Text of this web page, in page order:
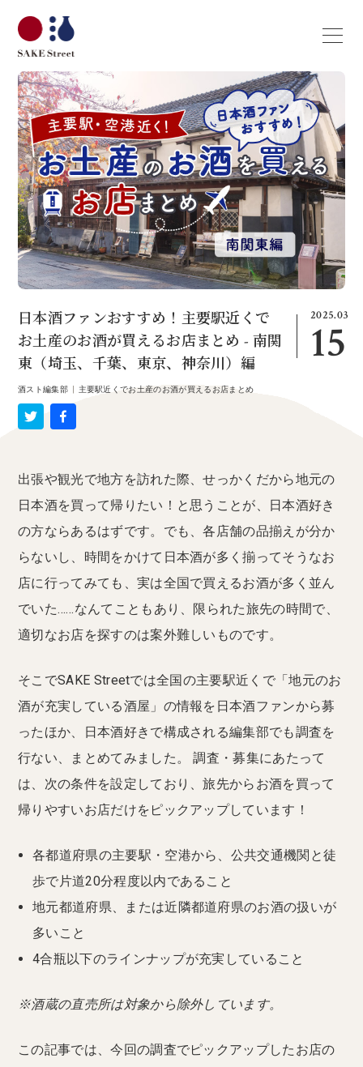
2025.03
15
日本酒ファンおすすめ！主要駅近くで
お土産のお酒が買えるお店まとめ - 南関
東（埼玉、千葉、東京、神奈川）編
酒スト編集部| 主要駅近くでお土産のお酒が買えるお店まとめ
出張や観光で地方を訪れた際、せっかくだから地元の
日本酒を買って帰りたい！と思うことが、日本酒好き
の方ならあるはずです。でも、各店舗の品揃えが分か
らないし、時間をかけて日本酒が多く揃ってそうなお
店に行ってみても、実は全国で買えるお酒が多く並ん
でいた……なんてこともあり、限られた旅先の時間で、
適切なお店を探すのは案外難しいものです。
そこでSAKE Streetでは全国の主要駅近くで「地元のお
酒が充実している酒屋」の情報を日本酒ファンから募
ったほか、日本酒好きで構成される編集部でも調査を
行ない、まとめてみました。 調査・募集にあたって
は、次の条件を設定しており、旅先からお酒を買って
帰りやすいお店だけをピックアップしています！
各都道府県の主要駅・空港から、公共交通機関と徒
歩で片道20分程度以内であること
地元都道府県、または近隣都道府県のお酒の扱いが
多いこと
4合瓶以下のラインナップが充実していること
※酒蔵の直売所は対象から除外しています。
この記事では、今回の調査でピックアップしたお店の